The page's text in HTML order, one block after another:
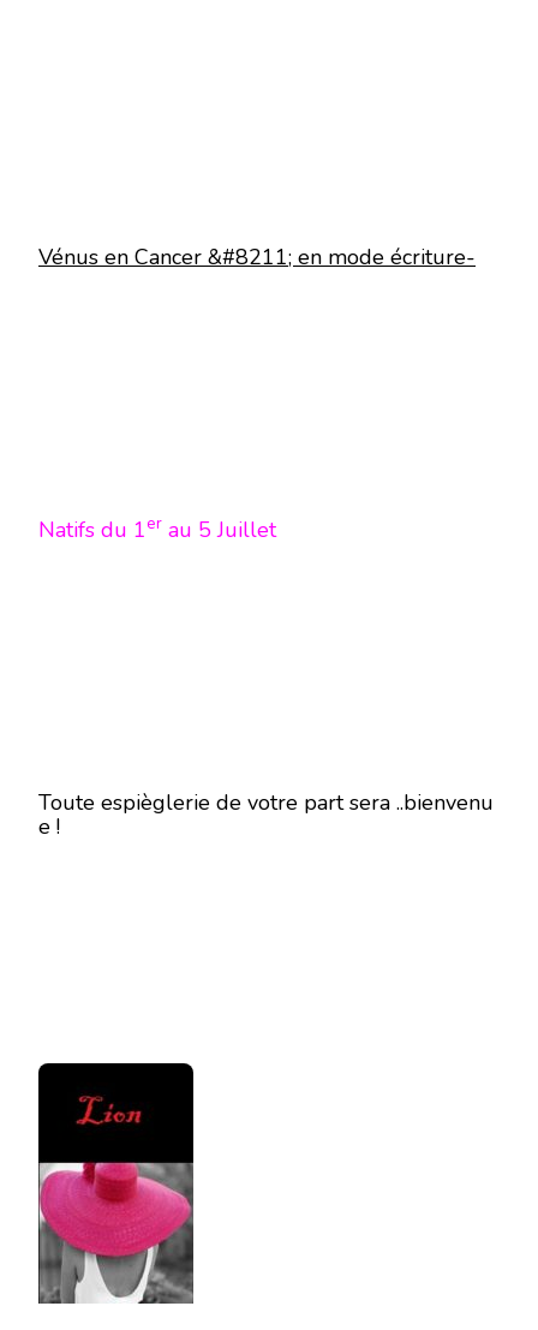
Vénus en Cancer &#8211; en mode écriture-
Natifs du 1er au 5 Juillet
Toute espièglerie de votre part sera ..bienvenu
e !